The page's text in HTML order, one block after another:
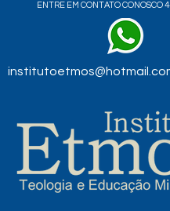
ENTRE EM CONTATO CONOSCO